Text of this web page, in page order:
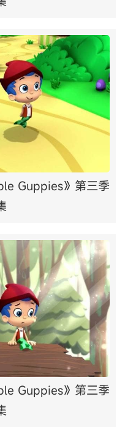
Guppies》第三季
Guppies》第三季